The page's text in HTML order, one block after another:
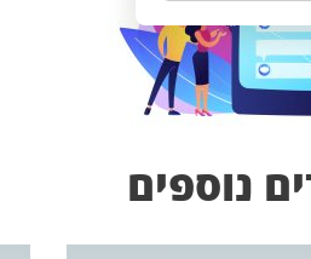
נוספים